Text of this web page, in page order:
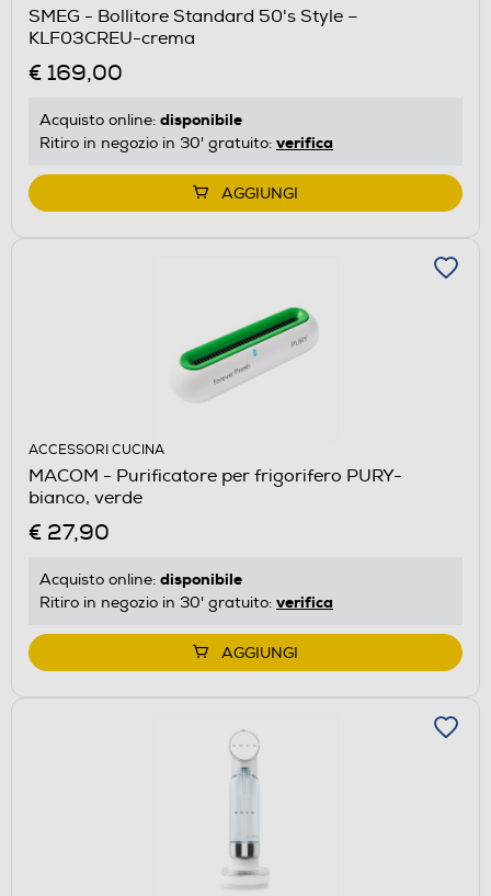
SMEG - Bollitore Standard 50's Style –
KLF03CREU-crema
€ 169,00
Acquisto online: disponibile
Ritiro in negozio in 30' gratuito: verifica
AGGIUNGI
ACCESSORI CUCINA
MACOM - Purificatore per frigorifero PURY-
bianco, verde
€ 27,90
Acquisto online: disponibile
Ritiro in negozio in 30' gratuito: verifica
AGGIUNGI